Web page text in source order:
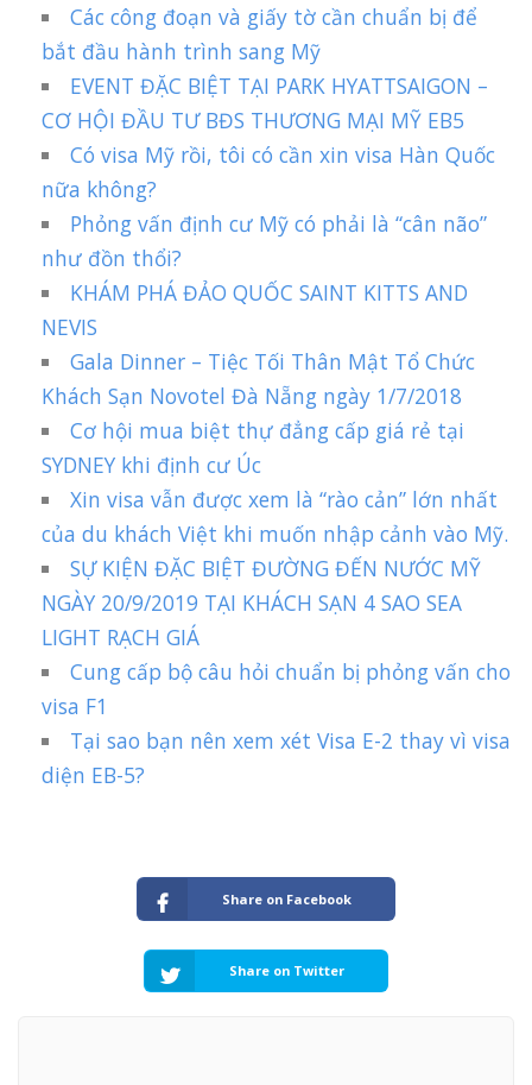
Các công đoạn và giấy tờ cần chuẩn bị để
bắt đầu hành trình sang Mỹ
EVENT ĐẶC BIỆT TẠI PARK HYATTSAIGON –
CƠ HỘI ĐẦU TƯ BĐS THƯƠNG MẠI MỸ EB5
Có visa Mỹ rồi, tôi có cần xin visa Hàn Quốc
nữa không?
Phỏng vấn định cư Mỹ có phải là “cân não”
như đồn thổi?
KHÁM PHÁ ĐẢO QUỐC SAINT KITTS AND
NEVIS
Gala Dinner – Tiệc Tối Thân Mật Tổ Chức
Khách Sạn Novotel Đà Nẵng ngày 1/7/2018
Cơ hội mua biệt thự đẳng cấp giá rẻ tại
SYDNEY khi định cư Úc
Xin visa vẫn được xem là “rào cản” lớn nhất
của du khách Việt khi muốn nhập cảnh vào Mỹ.
SỰ KIỆN ĐẶC BIỆT ĐƯỜNG ĐẾN NƯỚC MỸ
NGÀY 20/9/2019 TẠI KHÁCH SẠN 4 SAO SEA
LIGHT RẠCH GIÁ
Cung cấp bộ câu hỏi chuẩn bị phỏng vấn cho
visa F1
Tại sao bạn nên xem xét Visa E-2 thay vì visa
diện EB-5?
Share on Facebook
Share on Twitter